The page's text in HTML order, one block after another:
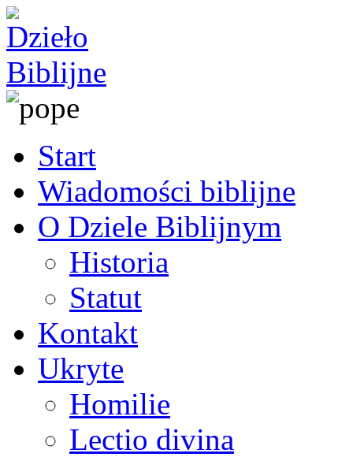
Start
Wiadomości biblijne
O Dziele Biblijnym
Historia
Statut
Kontakt
Ukryte
Homilie
Lectio divina